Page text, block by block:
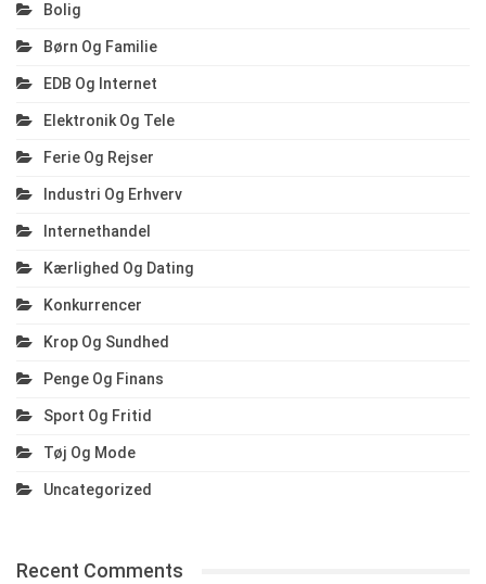
Bolig
Børn Og Familie
EDB Og Internet
Elektronik Og Tele
Ferie Og Rejser
Industri Og Erhverv
Internethandel
Kærlighed Og Dating
Konkurrencer
Krop Og Sundhed
Penge Og Finans
Sport Og Fritid
Tøj Og Mode
Uncategorized
Recent Comments